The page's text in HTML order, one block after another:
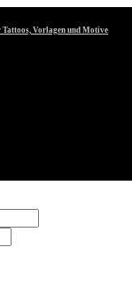
Vorlagen und Motive